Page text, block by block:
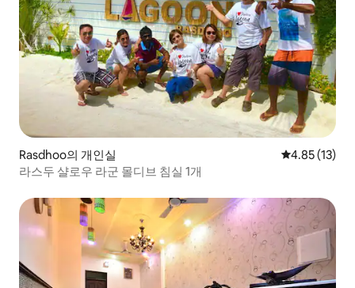
Rasdhoo의 개인실 평점 4.85점
4.85 (13)
라스두 샬로우 라군 몰디브 침실 1개